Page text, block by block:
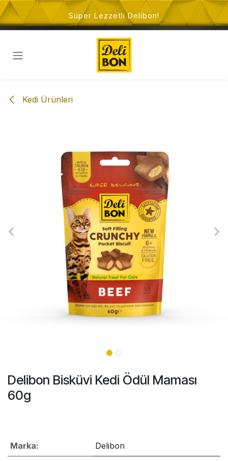
İçeriğe atla
Süper Lezzetli Delibon!
Kedi Ürünleri
Delibon Bisküvi Kedi Ödül Maması
60g
Marka: Delibon